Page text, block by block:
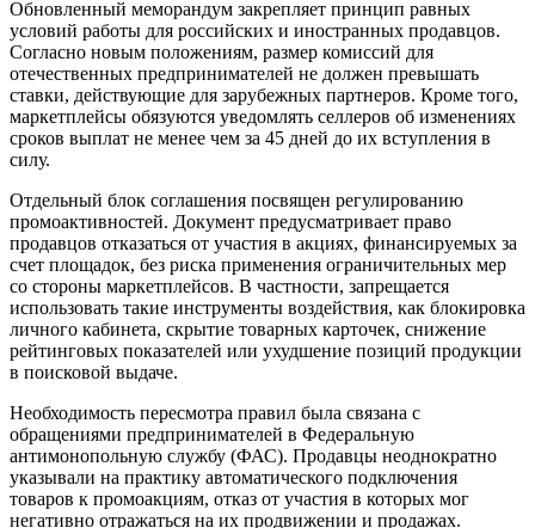
условий работы для российских и иностранных продавцов.
Согласно новым положениям, размер комиссий для
отечественных предпринимателей не должен превышать
ставки, действующие для зарубежных партнеров. Кроме того,
маркетплейсы обязуются уведомлять селлеров об изменениях
сроков выплат не менее чем за 45 дней до их вступления в
силу.
промоактивностей. Документ предусматривает право
продавцов отказаться от участия в акциях, финансируемых за
счет площадок, без риска применения ограничительных мер
со стороны маркетплейсов. В частности, запрещается
использовать такие инструменты воздействия, как блокировка
личного кабинета, скрытие товарных карточек, снижение
рейтинговых показателей или ухудшение позиций продукции
в поисковой выдаче.
обращениями предпринимателей в Федеральную
антимонопольную службу (ФАС). Продавцы неоднократно
указывали на практику автоматического подключения
товаров к промоакциям, отказ от участия в которых мог
негативно отражаться на их продвижении и продажах.